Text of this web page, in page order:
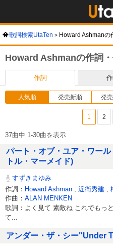
歌詞検索UtaTen Howard Ashmanの
Howard Ashmanの作詞
作詞
人気順 発売新順 発
1 2
37曲中 1-30曲を表示
パート・オブ・ユア・ワー
トル・マーメイド)
すずきまゆみ
作詞： Howard Ashman 近衛秀建
作曲： ALAN MENKEN
歌詞：よく見て 素敵ね これでもっ
て...
アンダー・ザ・シー"Under